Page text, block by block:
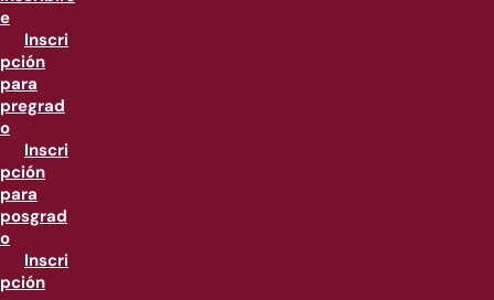
e
Inscri
pción
para
pregrad
o
Inscri
pción
para
posgrad
o
Inscri
pción